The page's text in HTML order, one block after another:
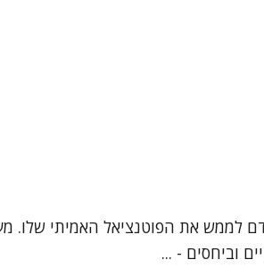
לממש את הפוטנציאל האמיתי שלו.
וביחסים - ...